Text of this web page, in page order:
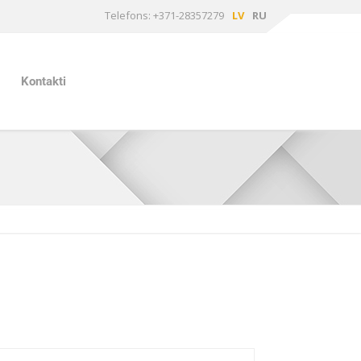
Telefons: +371-28357279 LV RU
Kontakti